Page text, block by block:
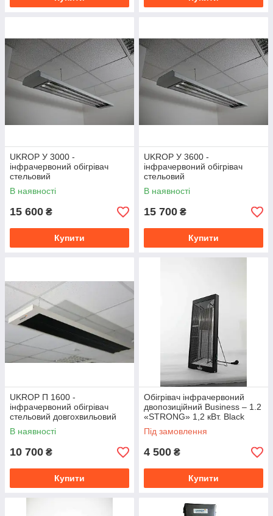
UKROP У 3000 -
інфрачервоний обігрівач
стельовий
середньохвильовий
промисловий
В наявності
15 600 ₴
Купити
UKROP У 3600 -
інфрачервоний обігрівач
стельовий
середньохвильовий
промисловий
В наявності
15 700 ₴
Купити
UKROP П 1600 -
інфрачервоний обігрівач
стельовий довгохвильовий
енергоефективний
В наявності
10 700 ₴
Купити
Обігрівач інфрачервоний
двопозиційний Business – 1.2
«STRONG» 1,2 кВт. Black
Під замовлення
4 500 ₴
Купити